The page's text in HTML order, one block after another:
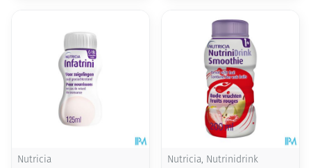
Nutricia Nutricia, Nutrinidrink